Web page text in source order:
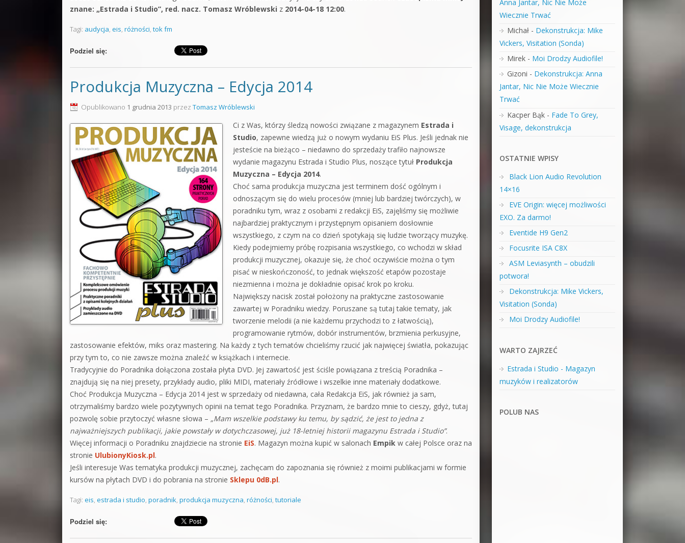
znane: „Estrada i Studio”, red. nacz. Tomasz Wróblewski z 2014-04-18 12:00.
Tagi: audycja, eis, różności, tok fm
Podziel się:
Produkcja Muzyczna – Edycja 2014
Opublikowano 1 grudnia 2013 przez Tomasz Wróblewski
Ci z Was, którzy śledzą nowości związane z magazynem Estrada i
Studio, zapewne wiedzą już o nowym wydaniu EiS Plus. Jeśli jednak nie
jesteście na bieżąco – niedawno do sprzedaży trafiło najnowsze
wydanie magazynu Estrada i Studio Plus, noszące tytuł Produkcja
Muzyczna – Edycja 2014.
Choć sama produkcja muzyczna jest terminem dość ogólnym i
odnoszącym się do wielu procesów (mniej lub bardziej twórczych), w
poradniku tym, wraz z osobami z redakcji EiS, zajęliśmy się możliwie
najbardziej praktycznym i przystępnym opisaniem dosłownie
wszystkiego, z czym na co dzień spotykają się ludzie tworzący muzykę.
Kiedy podejmiemy próbę rozpisania wszystkiego, co wchodzi w skład
produkcji muzycznej, okazuje się, że choć oczywiście można o tym
pisać w nieskończoność, to jednak większość etapów pozostaje
niezmienna i można je dokładnie opisać krok po kroku.
Największy nacisk został położony na praktyczne zastosowanie
zawartej w Poradniku wiedzy. Poruszane są tutaj takie tematy, jak
tworzenie melodii (a nie każdemu przychodzi to z łatwością),
programowanie rytmów, dobór instrumentów, brzmienia perkusyjne,
zastosowanie efektów, miks oraz mastering. Na każdy z tych tematów chcieliśmy rzucić jak najwięcej światła, pokazując
przy tym to, co nie zawsze można znaleźć w książkach i internecie.
Tradycyjnie do Poradnika dołączona została płyta DVD. Jej zawartość jest ściśle powiązana z treścią Poradnika –
znajdują się na niej presety, przykłady audio, pliki MIDI, materiały źródłowe i wszelkie inne materiały dodatkowe.
Choć Produkcja Muzyczna – Edycja 2014 jest w sprzedaży od niedawna, cała Redakcja EiS, jak również ja sam,
otrzymaliśmy bardzo wiele pozytywnych opinii na temat tego Poradnika. Przyznam, że bardzo mnie to cieszy, gdyż, tutaj
pozwolę sobie przytoczyć własne słowa – „Mam wszelkie podstawy ku temu, by sądzić, że jest to jedna z
najważniejszych publikacji, jakie powstały w dotychczasowej, już 18-letniej historii magazynu Estrada i Studio”.
Więcej informacji o Poradniku znajdziecie na stronie EiS. Magazyn można kupić w salonach Empik w całej Polsce oraz na
stronie UlubionyKiosk.pl.
Jeśli interesuje Was tematyka produkcji muzycznej, zachęcam do zapoznania się również z moimi publikacjami w formie
kursów na płytach DVD i do pobrania na stronie Sklepu 0dB.pl.
Tagi: eis, estrada i studio, poradnik, produkcja muzyczna, różności, tutoriale
Podziel się:
Anna Jantar, Nic Nie Może
Wiecznie Trwać
Michał- Dekonstrukcja: Mike
Vickers, Visitation (Sonda)
Mirek- Moi Drodzy Audiofile!
Gizoni - Dekonstrukcja: Anna
Jantar, Nic Nie Może Wiecznie
Trwać
Kacper Bąk- Fade To Grey,
Visage, dekonstrukcja
OSTATNIE WPISY
Black Lion Audio Revolution
14×16
EVE Origin: więcej możliwości
EXO. Za darmo!
Eventide H9 Gen2
Focusrite ISA C8X
ASM Leviasynth – obudzili
potwora!
Dekonstrukcja: Mike Vickers,
Visitation (Sonda)
Moi Drodzy Audiofile!
WARTO ZAJRZEĆ
Estrada i Studio - Magazyn
muzyków i realizatorów
POLUB NAS